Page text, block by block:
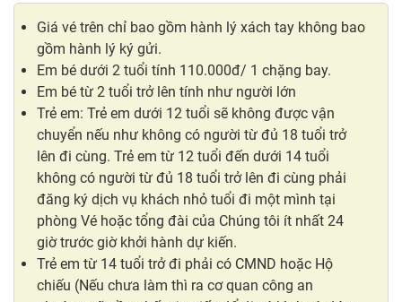
Giá vé trên chỉ bao gồm hành lý xách tay không bao
gồm hành lý ký gửi.
Em bé dưới 2 tuổi tính 110.000đ/ 1 chặng bay.
Em bé từ 2 tuổi trở lên tính như người lớn
Trẻ em: Trẻ em dưới 12 tuổi sẽ không được vận
chuyển nếu như không có người từ đủ 18 tuổi trở
lên đi cùng. Trẻ em từ 12 tuổi đến dưới 14 tuổi
không có người từ đủ 18 tuổi trở lên đi cùng phải
đăng ký dịch vụ khách nhỏ tuổi đi một mình tại
phòng Vé hoặc tổng đài của Chúng tôi ít nhất 24
giờ trước giờ khởi hành dự kiến.
Trẻ em từ 14 tuổi trở đi phải có CMND hoặc Hộ
chiếu (Nếu chưa làm thì ra cơ quan công an